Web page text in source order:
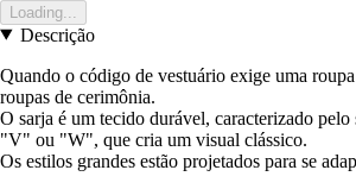
Loading...
Descrição
Quando o código de vestuário exige uma
roupas de cerimônia.
O sarja é um tecido durável, caracterizado
"V" ou "W", que cria um visual clássico.
Os estilos grandes estão projetados para se